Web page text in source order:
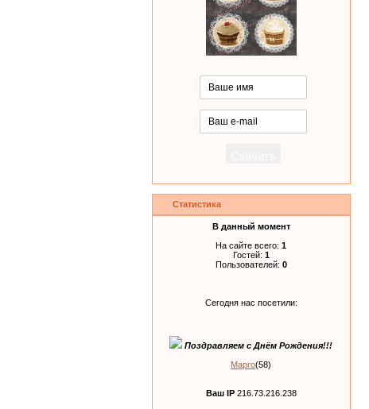
Статистика
В данный момент
На сайте всего: 1
Гостей: 1
Пользователей: 0
Сегодня нас посетили:
Поздравляем с Днём Рождения!!!
Марго(58)
Ваш IP216.73.216.238